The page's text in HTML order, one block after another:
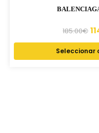
185.00€
Seleccionar